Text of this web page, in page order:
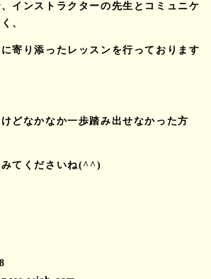
インストラクターの先生とコミュニケ
、
寄り添ったレッスンを行っております
どなかなか一歩踏み出せなかった方
てくださいね(^^)